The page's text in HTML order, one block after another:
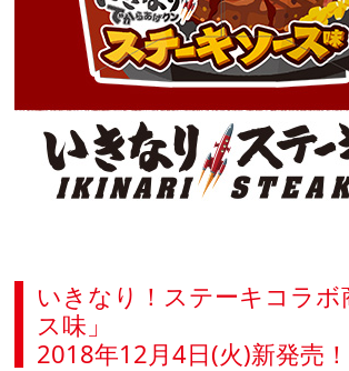
いきなり！ステーキコラ
ス味」
2018年12月4日(火)新発売！